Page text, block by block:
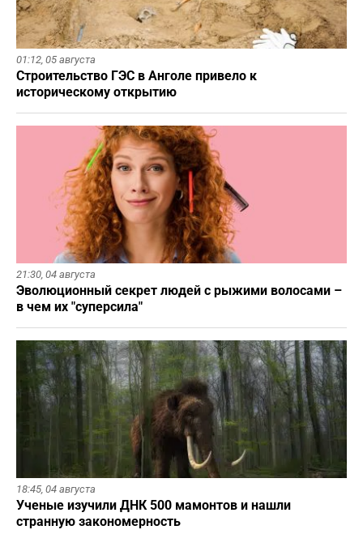
01:12, 05 августа
Строительство ГЭС в Анголе привело к
историческому открытию
21:30, 04 августа
Эволюционный секрет людей с рыжими волосами –
в чем их "суперсила"
18:45, 04 августа
Ученые изучили ДНК 500 мамонтов и нашли
странную закономерность